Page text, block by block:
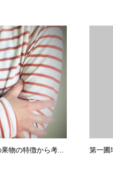
物の特徴から考... 第一圃